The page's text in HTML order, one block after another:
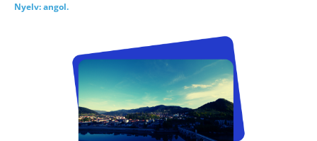
Nyelv: angol.